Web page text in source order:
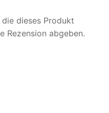
dieses Produkt
Rezension abgeben.